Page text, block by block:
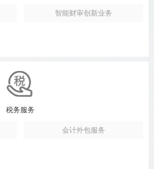
智能财审创新业务
税务服务
会计外包服务